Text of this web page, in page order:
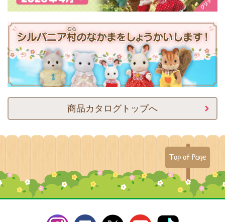
商品カタログトップへ
Top of Page